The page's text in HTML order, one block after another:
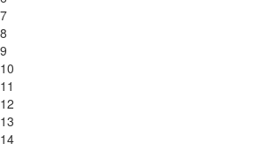
7
8
9
10
11
12
13
14